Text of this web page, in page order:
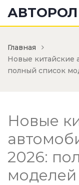
АВТОРОЛ
Главная
Новые китайские
полный список
Новые
2026: